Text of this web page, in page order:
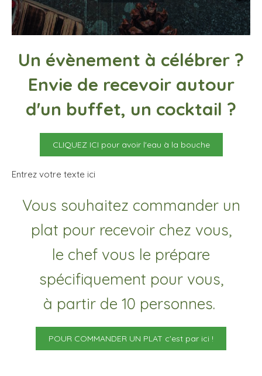
Un évènement à célébrer ?
Envie de recevoir autour
d'un buffet, un cocktail ?
CLIQUEZ ICI pour avoir l'eau à la bouche
Entrez votre texte ici
Vous souhaitez commander un
plat pour recevoir chez vous,
le chef vous le prépare
spécifiquement pour vous,
à partir de 10 personnes.
POUR COMMANDER UN PLAT c'est par ici !